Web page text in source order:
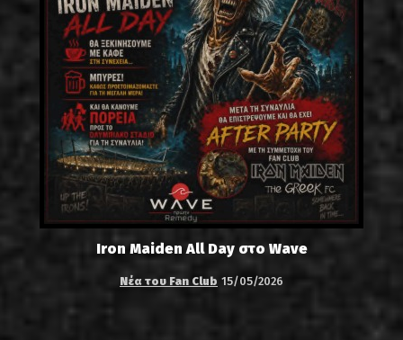
Iron Maiden All Day στο Wave
Νέα του Fan Club 15/05/2026